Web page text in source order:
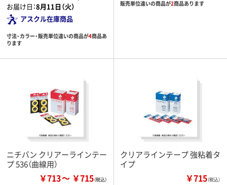
お届け日：8月11日（火）
アスクル在庫商品
寸法・カラー・販売単位違いの商品が4商品あ
ります
販売単位違いの商品が2商品あります
ニチバン クリアーラインテー
プ 536（曲線用）
￥713 ￥715
クリアラインテープ 強粘着タ
イプ
￥715（税込）